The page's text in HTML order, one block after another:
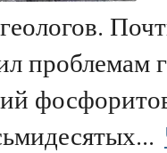
проблемам